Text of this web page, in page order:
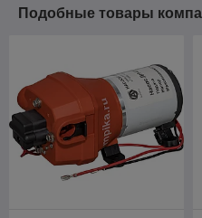
Подобные товары